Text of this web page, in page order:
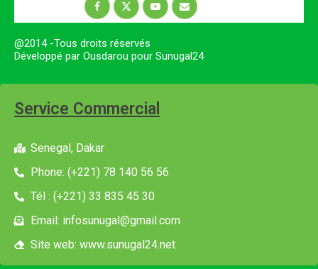
@2014 -Tous droits réservés
Développé par Ousdarou pour Sunugal24
Service Commercial
Senegal, Dakar
Phone: (+221) 78 140 56 56
Tél : (+221) 33 835 45 30
Email: infosunugal@gmail.com
Site web: www.sunugal24.net